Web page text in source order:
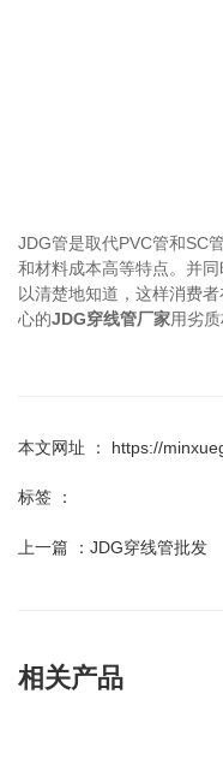
JDG管是取代PVC管和SC
和材料成本高等特点。并
以清楚地知道，这样消费
心的JDG穿线管厂家用劣
本文网址 ： https://
标签 ：
上一篇 ： JDG穿线管批发
相关产品